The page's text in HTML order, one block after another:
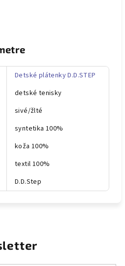
Detské plátenky D.D.STEP
detské tenisky
sivé/žlté
syntetika 100%
koža 100%
textil 100%
D.D.Step